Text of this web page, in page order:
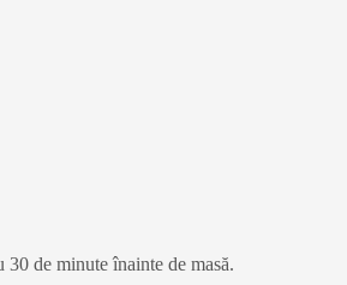
de minute înainte de masă.